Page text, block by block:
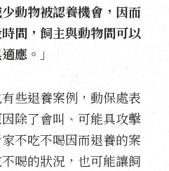
動物被認養機會，因而
間，飼主與動物間可以
應。 」
些退養案例，動保處表
除了會叫、可能具攻擊
不吃不喝因而退養的案
喝的狀況，也可能讓飼